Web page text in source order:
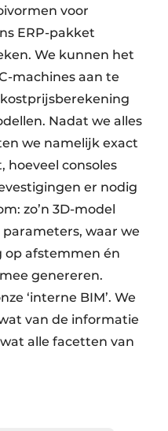
voor
ERP-pakket
We kunnen het
machines aan te
Nadat we alles
we namelijk exact
hoeveel consoles
er nodig
zo’n 3D-model
waar we
op afstemmen én
genereren.
‘interne BIM’. We
van de informatie
alle facetten van